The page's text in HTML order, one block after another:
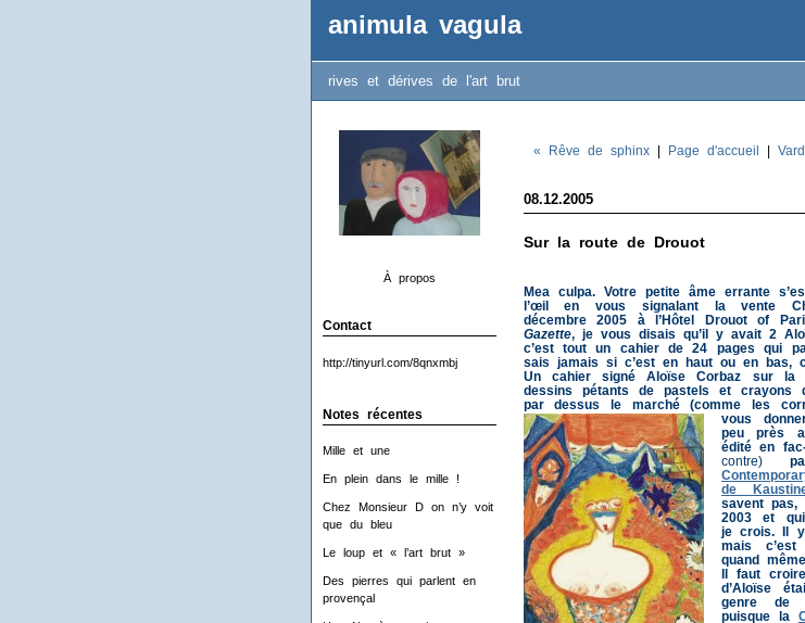
animula vagula
rives et dérives de l'art brut
À propos
Contact
http://tinyurl.com/8qnxmbj
Notes récentes
Mille et une
En plein dans le mille !
Chez Monsieur D on n’y voit
que du bleu
Le loup et « l’art brut »
Des pierres qui parlent en
provençal
« Rêve de sphinx| Page d'accueil |
08.12.2005
Sur la route de Drouot
Mea culpa. Votre petite âme errante
l’œil en vous signalant la vente
décembre 2005 à l’Hôtel Drouot of
Gazette, je vous disais qu’il y avait 2
c’est tout un cahier de 24 pages qui
sais jamais si c’est en haut ou en bas,
Un cahier signé Aloïse Corbaz sur la
dessins pétants de pastels et crayons
par dessus le marché (comme les
vous
peu près
édité en
contre)
de
savent pas,
2003 et
je crois. Il
mais
quand
Il faut
d’Aloïse
genre de
puisque la